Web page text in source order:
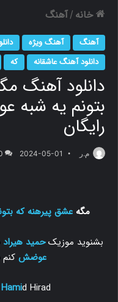
خانه / آهنگ
آهنگ آهنگ ویژه
دانلود آهنگ عاشقانه
که
دانلود آهنگ
بتونم یه شبه
رایگان
م.ر 2024-05-01
مگهعشق پیرهنه که
بشنوید موزیکحمید هیراد
عوضش
Hamid Hirad